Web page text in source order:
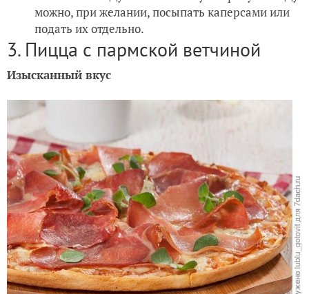
можно, при желании, посыпать каперсами или
подать их отдельно.
3. Пицца с пармской ветчиной
Изысканный вкус